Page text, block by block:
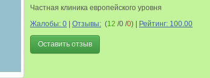
Частная клиника европейского уровня
Жалобы: 0
Отзывы: (12 /0 /0) Рейтинг: 100.00
Оставить отзыв